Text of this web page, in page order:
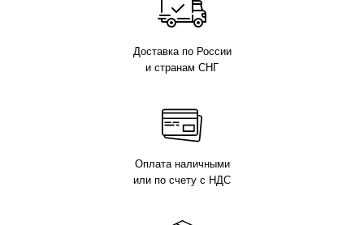
Доставка по России
и странам СНГ
Оплата наличными
или по счету с НДС